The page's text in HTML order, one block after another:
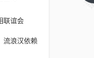
联谊会
流浪汉依赖